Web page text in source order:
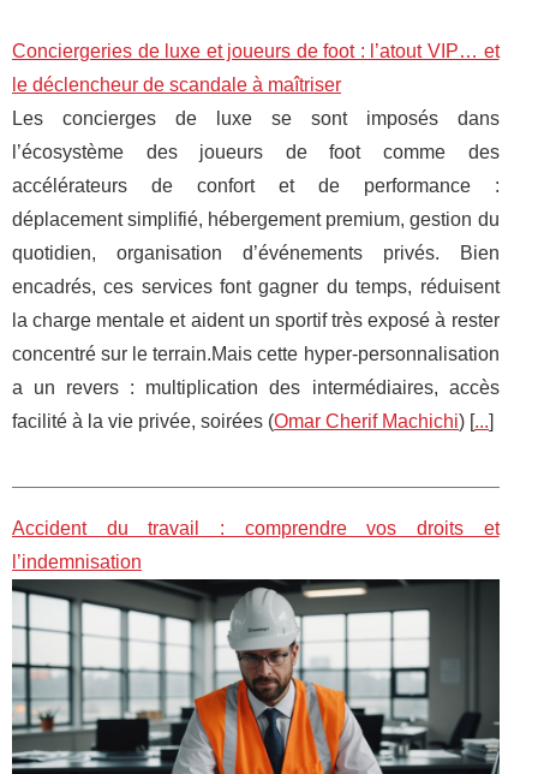
Conciergeries de luxe et joueurs de foot : l’atout VIP… et
le déclencheur de scandale à maîtriser
Les concierges de luxe se sont imposés dans
l’écosystème des joueurs de foot comme des
accélérateurs de confort et de performance :
déplacement simplifié, hébergement premium, gestion du
quotidien, organisation d’événements privés. Bien
encadrés, ces services font gagner du temps, réduisent
la charge mentale et aident un sportif très exposé à rester
concentré sur le terrain.Mais cette hyper-personnalisation
a un revers : multiplication des intermédiaires, accès
facilité à la vie privée, soirées (Omar Cherif Machichi) [...]
Accident du travail : comprendre vos droits et
l’indemnisation